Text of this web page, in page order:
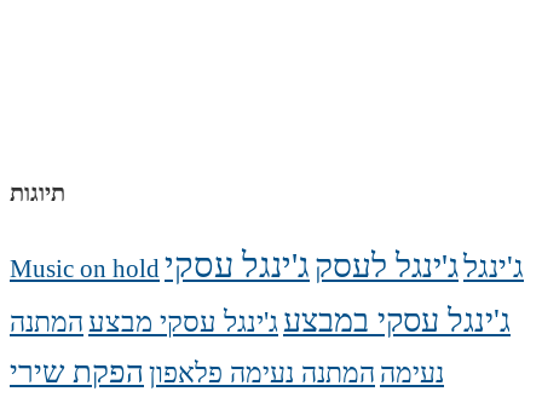
תיוגות
Music on hold ג'ינגלג'ינגל לעסקג'ינגל עסקי
ג'ינגל עסקי במבצעג'ינגל עסקי מבצעהמתנה
נעימה המתנה נעימה פלאפון הפקת שירי